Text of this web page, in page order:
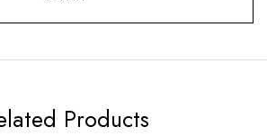
Products